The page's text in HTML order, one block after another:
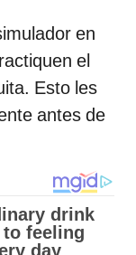
en
el
Esto les
antes de